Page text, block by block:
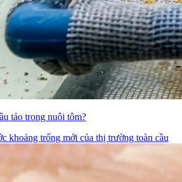
tảo trong nuôi tôm?
khoảng trống mới của thị trường toàn cầu